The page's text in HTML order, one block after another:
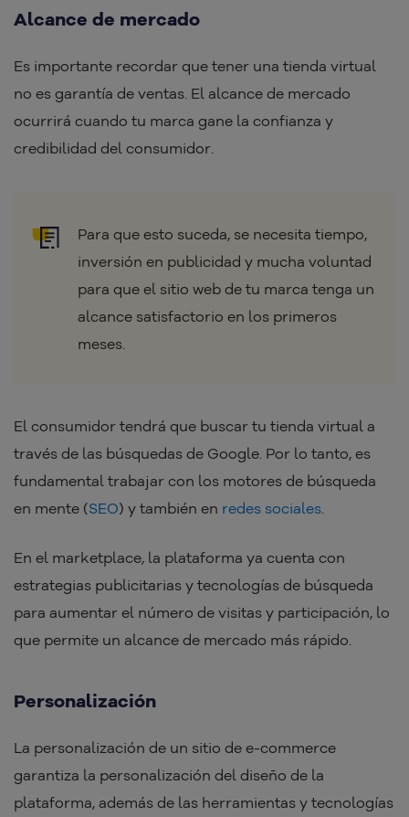
Alcance de mercado
Es importante recordar que tener una tienda virtual
no es garantía de ventas. El alcance de mercado
ocurrirá cuando tu marca gane la confianza y
credibilidad del consumidor.
Para que esto suceda, se necesita tiempo,
inversión en publicidad y mucha voluntad
para que el sitio web de tu marca tenga un
alcance satisfactorio en los primeros
meses.
El consumidor tendrá que buscar tu tienda virtual a
través de las búsquedas de Google. Por lo tanto, es
fundamental trabajar con los motores de búsqueda
en mente (SEO) y también en redes sociales.
En el marketplace, la plataforma ya cuenta con
estrategias publicitarias y tecnologías de búsqueda
para aumentar el número de visitas y participación, lo
que permite un alcance de mercado más rápido.
Personalización
La personalización de un sitio de e-commerce
garantiza la personalización del diseño de la
plataforma, además de las herramientas y tecnologías